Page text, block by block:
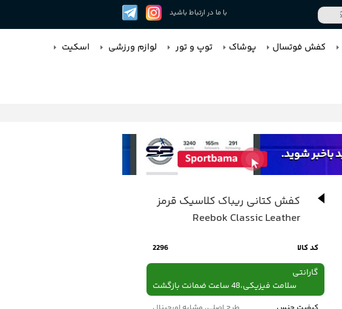
با ما در ارتباط باشید
کفش فوتسال پوشاک توپ و تور لوازم ورزشی اسکیت
کفش کتانی ریباک کلاسیک قرمز
Reebok Classic Leather
کد کالا 2296
گارانتی
سلامت فیزیکی،48 ساعت ضمانت بازگشت